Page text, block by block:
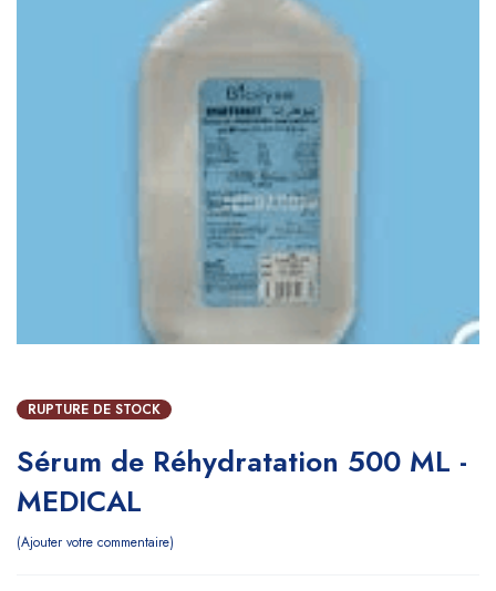
RUPTURE DE STOCK
Sérum de Réhydratation 500 ML -
MEDICAL
Ajouter votre commentaire